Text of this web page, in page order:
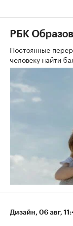
РБК
Постоянные
человеку найти
Дизайн⁠, 06 авг,